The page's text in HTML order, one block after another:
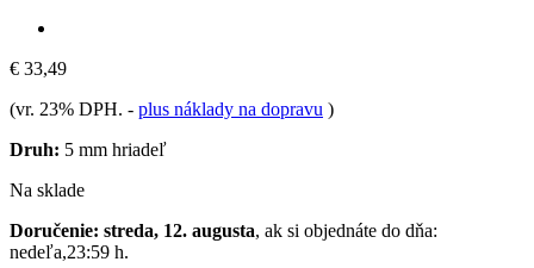
€ 33,49
(vr. 23% DPH. - plus náklady na dopravu )
Druh: 5 mm hriadeľ
Na sklade
Doručenie: streda, 12. augusta, ak si objednáte do dňa:
nedeľa,23:59 h.